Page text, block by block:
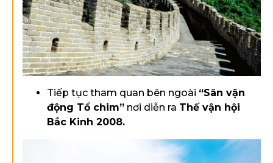
Tiếp tục tham quan bên ngoài “Sân vận
động Tổ chim” nơi diễn ra Thế vận hội
Bắc Kinh 2008.